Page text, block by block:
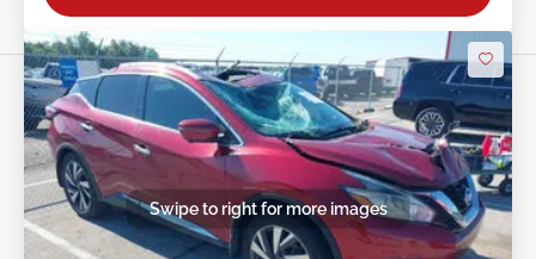
Swipe to right for more images